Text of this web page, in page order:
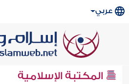
عربي
المكتبة الإسلامية